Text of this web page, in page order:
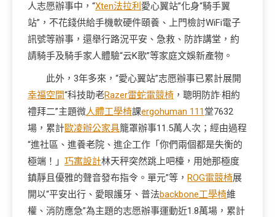
人志愿辦事中，“Xten法拉利 愛心翼站”化身“騎手翼
站”，不花錢供給手機軟硬件頤養、上門檢討WiFi電子
訊號等辦事，還舉行路況平安、急救、防詐講堂，約
請騎手及騎手家人體驗“云K歌”等家庭文娛新產物。
此外，3年多來，“愛心翼站”志愿辦事已累計展開
幸福空間“科技助老Razer雷蛇電競椅 ，聰明防詐·相約
禮拜二”主題微人體工學椅課ergohuman 111堂7632
場，累計歐凌辦公家具籠罩辦事11.5萬人次；經由過程
“進社區、進養老院、進企工作「你們兩個都是失衡的
極端！」 巧寓設計林天秤突然跳上吧檯，用她那極度
鎮靜且優雅的聲音發布指令。單元”等， ROG電競椅展
開以“平安出行、愛眼護牙、普法backbone工學椅維
權、消防應急”為主題的志愿辦事運動近1.8萬場，累計